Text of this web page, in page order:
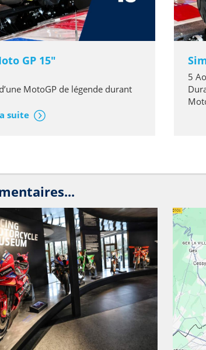
GP 15"
MotoGP de légende durant
suite
5